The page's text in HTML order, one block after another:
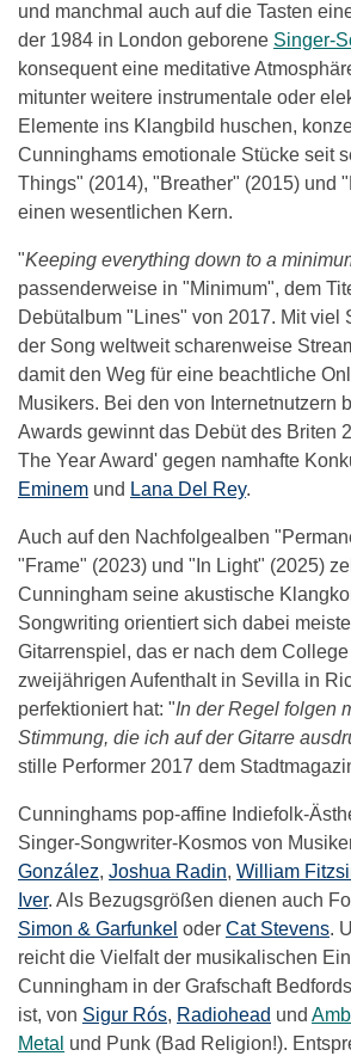
und manchmal auch auf die Tasten
der 1984 in London geborene Singer-
konsequent eine meditative
mitunter weitere instrumentale oder
Elemente ins Klangbild huschen,
Cunninghams emotionale Stücke seit
Things" (2014), "Breather" (2015) und
einen wesentlichen Kern.
"Keeping everything down to a
passenderweise in "Minimum", dem
Debütalbum "Lines" von 2017. Mit viel
der Song weltweit scharenweise
damit den Weg für eine beachtliche
Musikers. Bei den von Internetnutzern
Awards gewinnt das Debüt des Briten
The Year Award' gegen namhafte
Eminem und Lana Del Rey.
Auch auf den Nachfolgealben
"Frame" (2023) und "In Light" (2025)
Cunningham seine akustische
Songwriting orientiert sich dabei
Gitarrenspiel, das er nach dem
zweijährigen Aufenthalt in Sevilla in
perfektioniert hat: "In der Regel folgen
Stimmung, die ich auf der Gitarre
stille Performer 2017 dem
Cunninghams pop-affine Indiefolk-
Singer-Songwriter-Kosmos von
González, Joshua Radin, William
Iver. Als Bezugsgrößen dienen auch
Simon & Garfunkel oder Cat Stevens.
reicht die Vielfalt der musikalischen
Cunningham in der Grafschaft
ist, von Sigur Rós, Radiohead und
Metal und Punk (Bad Religion!).